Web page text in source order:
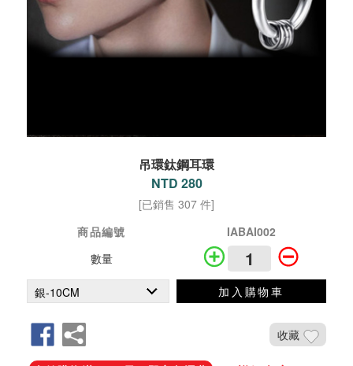
吊環鈦鋼耳環
NTD 280
[已銷售 307 件]
商品編號
IABAI002
數量
加入購物車
收藏